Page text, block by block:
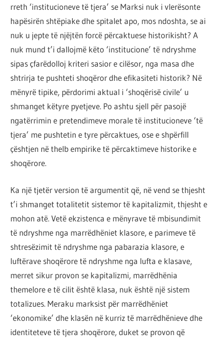
rreth ‘institucioneve të tjera’ se Marksi nuk i vlerësonte
hapësirën shtëpiake dhe spitalet apo, mos ndoshta, se ai
nuk u jepte të njëjtën forcë përcaktuese historikisht? A
nuk mund t’i dallojmë këto ‘institucione’ të ndryshme
sipas çfarëdolloj kriteri sasior e cilësor, nga masa dhe
shtrirja te pushteti shoqëror dhe efikasiteti historik? Në
mënyrë tipike, përdorimi aktual i ‘shoqërisë civile’ u
shmanget këtyre pyetjeve. Po ashtu sjell për pasojë
ngatërrimin e pretendimeve morale të institucioneve ‘të
tjera’ me pushtetin e tyre përcaktues, ose e shpërfill
çështjen në thelb empirike të përcaktimeve historike e
shoqërore.
Ka një tjetër version të argumentit që, në vend se thjesht
t’i shmanget totalitetit sistemor të kapitalizmit, thjesht e
mohon atë. Vetë ekzistenca e mënyrave të mbisundimit
të ndryshme nga marrëdhëniet klasore, e parimeve të
shtresëzimit të ndryshme nga pabarazia klasore, e
luftërave shoqërore të ndryshme nga lufta e klasave,
merret sikur provon se kapitalizmi, marrëdhënia
themelore e të cilit është klasa, nuk është një sistem
totalizues. Meraku marksist për marrëdhëniet
‘ekonomike’ dhe klasën në kurriz të marrëdhënieve dhe
identiteteve të tjera shoqërore, duket se provon që